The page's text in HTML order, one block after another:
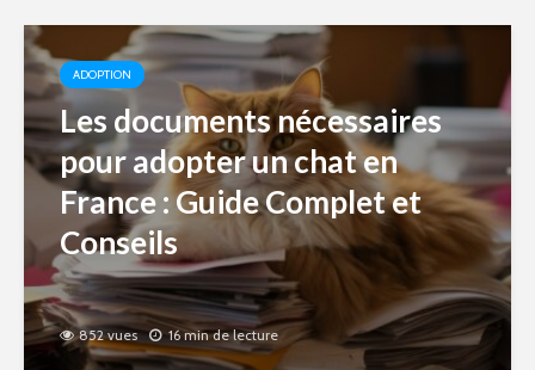
ADOPTION
Les documents nécessaires
pour adopter un chat en
France : Guide Complet et
Conseils
852 vues 16 min de lecture